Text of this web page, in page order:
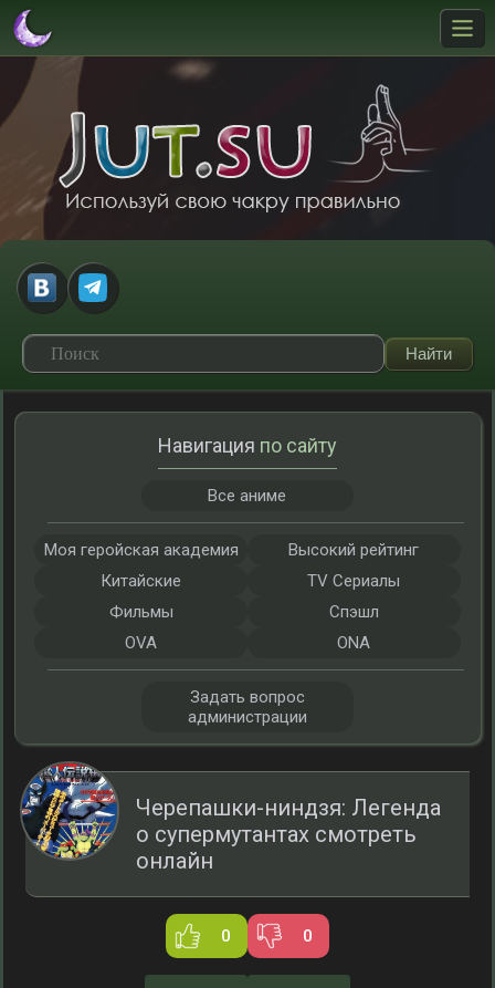
Черепашки-ниндзя: Легенда
о супермутантах смотреть
онлайн
0 0
Навигация по сайту
Все аниме
Моя геройская академия
Высокий рейтинг
Китайские
TV Сериалы
Фильмы
Спэшл
OVA
ONA
Задать вопрос
администрации